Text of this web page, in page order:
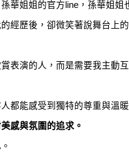
華姐姐的官方line，孫華姐姐
經歷後，卻微笑著說舞台上
表演的人，而是需要我主動
都能感受到獨特的尊重與溫暖
感與氛圍的追求。